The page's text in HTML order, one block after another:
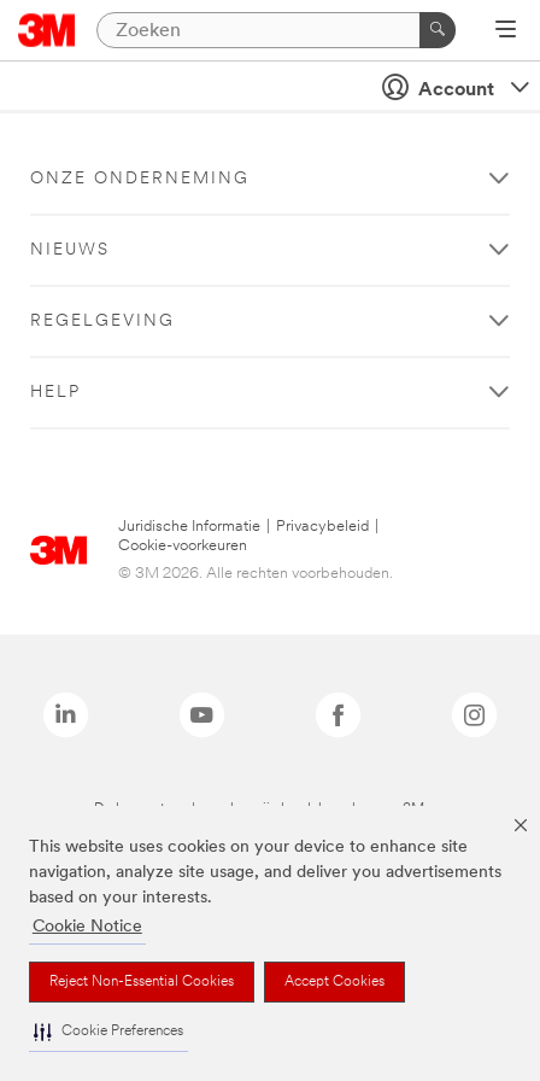
This website uses cookies on your device to enhance site
navigation, analyze site usage, and deliver you advertisements
based on your interests.
Cookie Notice
Reject Non-Essential Cookies Accept Cookies
Cookie Preferences
Account
ONZE ONDERNEMING
NIEUWS
REGELGEVING
HELP
Juridische Informatie Privacybeleid
Cookie-voorkeuren
© 3M 2026. Alle rechten voorbehouden.
De bovenstaande merken zijn handelsmerken van 3M.we